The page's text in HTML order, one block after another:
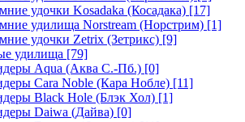
удочки Kosadaka (Косадака) [17]
удилища Norstream (Норстрим) [1]
удочки Zetrix (Зетрикс) [9]
удилища [79]
Aqua (Аква С.-Пб.) [0]
Cara Noble (Кара Нобле) [11]
Black Hole (Блэк Хол) [1]
Daiwa (Дайва) [0]